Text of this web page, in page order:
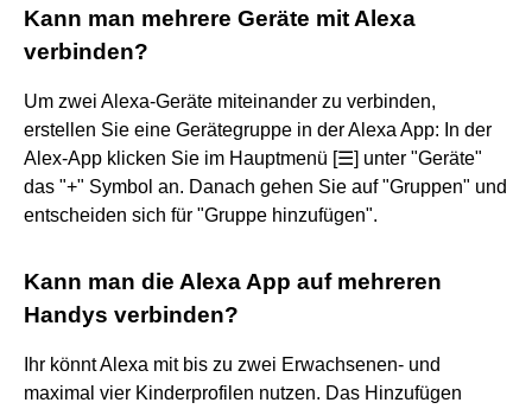
Kann man mehrere Geräte mit Alexa
verbinden?
Um zwei Alexa-Geräte miteinander zu verbinden,
erstellen Sie eine Gerätegruppe in der Alexa App: In der
Alex-App klicken Sie im Hauptmenü [☰] unter "Geräte"
das "+" Symbol an. Danach gehen Sie auf "Gruppen" und
entscheiden sich für "Gruppe hinzufügen".
Kann man die Alexa App auf mehreren
Handys verbinden?
Ihr könnt Alexa mit bis zu zwei Erwachsenen- und
maximal vier Kinderprofilen nutzen. Das Hinzufügen